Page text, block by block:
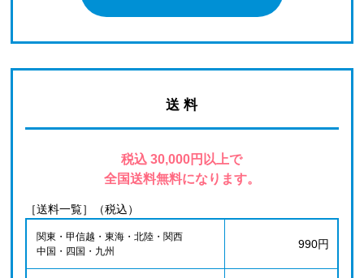
送 料
税込 30,000円以上で
全国送料無料になります。
［送料一覧］（税込）
関東・甲信越・東海・北陸・関西
中国・四国・九州
990円